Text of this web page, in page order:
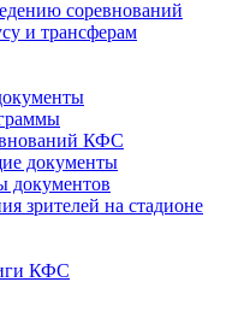
соревнований
и трансферам
КФС
документы
документов
зрителей на стадионе
КФС